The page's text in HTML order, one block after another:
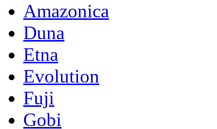
Amazonica
Duna
Etna
Evolution
Fuji
Gobi